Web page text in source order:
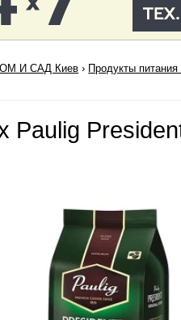
И САД Киев › Продукты
Paulig